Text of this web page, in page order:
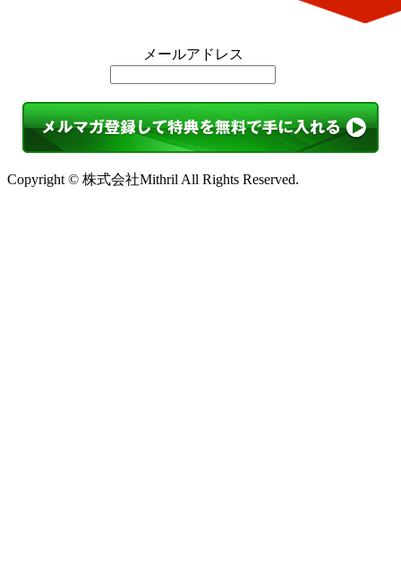
メールアドレス
Copyright © 株式会社Mithril All Rights Reserved.